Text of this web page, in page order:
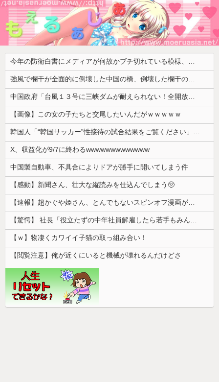
今年の防衛白書にメディアが何故かブチ切れている模様、躍起になって批判するも逆に有権者からは……
強風で欄干が全面的に倒壊した中国の橋、倒壊した欄干の破片を調べると凄まじい事実が発覚して……
中国政府「台風１３号に三峡ダムが耐えられない！全開放流しろ！」⇒ 下流域の街が壊滅状態ｗｗｗｗｗ
【画像】この女の子たちと交尾したいんだがｗｗｗｗｗ
韓国人「“韓国サッカー”性接待の試合結果をご覧ください」→「マッサージ効果は間違いないねｗ」「これが本当のベッドサッカーだ」
X、収益化が9/7に終わるwwwwwwwwwwwww
中国製自動車、不具合によりドアが勝手に開いてしまう件
【感動】新聞さん、壮大な縦読みを仕込んでしまう🥺
【速報】超かぐや姫さん、とんでもないスピンオフ漫画が連載決定ｗｗｗｗｗｗｗｗｗｗｗｗｗｗｗｗｗｗｗｗｗ
【驚愕】 社長「役立たずの中年社員解雇したら若手もみんな辞めてしまった…」
【ｗ】物凄くカワイイ子猫の取っ組み合い！
【閲覧注意】俺が近くにいると機械が壊れるんだけどさ